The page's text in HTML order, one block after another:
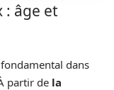
: âge et
dans
partir de la